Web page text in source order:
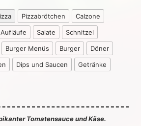
Pizzabrötchen Calzone
Aufläufe Salate Schnitzel
Burger Menüs Burger Döner
Dips und Saucen Getränke
Tomatensauce und Käse.